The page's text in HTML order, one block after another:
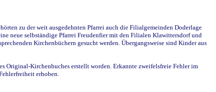
zu der weit ausgedehnten Pfarrei auch die Filialgemeinden Doderlage
neue selbständige Pfarrei Freudenfier mit den Filialen Klawittersdorf und
Kirchenbüchern gesucht werden. Übergangsweise sind Kinder aus
Original-Kirchenbuches erstellt worden. Erkannte zweifelsfreie Fehler im
erhoben.